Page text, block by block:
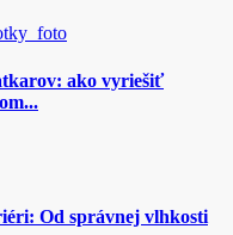
ako vyriešiť
Od správnej vlhkosti